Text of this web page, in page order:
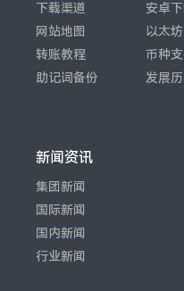
下载渠道
网站地图
转账教程
助记词备份
安卓
以太坊
币种
发展
新闻资讯
集团新闻
国际新闻
国内新闻
行业新闻